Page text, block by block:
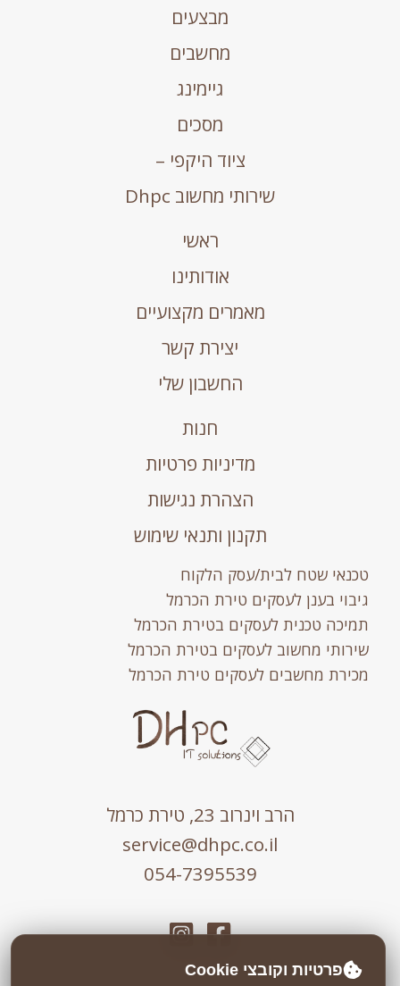
מבצעים
מחשבים
גיימינג
מסכים
ציוד היקפי –
שירותי מחשוב Dhpc
ראשי
אודותינו
מאמרים מקצועיים
יצירת קשר
החשבון שלי
חנות
מדיניות פרטיות
הצהרת נגישות
תקנון ותנאי שימוש
טכנאי שטח לבית/עסק הלקוח
גיבוי בענן לעסקים טירת הכרמל
תמיכה טכנית לעסקים בטירת הכרמל
שירותי מחשוב לעסקים בטירת הכרמל
מכירת מחשבים לעסקים טירת הכרמל
הרב וינרוב 23, טירת כרמל
service@dhpc.co.il
054-7395539
פרטיות וקובצי Cookie